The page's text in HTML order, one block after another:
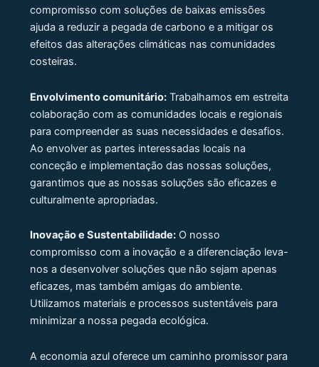
compromisso com soluções de baixas emissões
ajuda a reduzir a pegada de carbono e a mitigar os
efeitos das alterações climáticas nas comunidades
costeiras.
Envolvimento comunitário: Trabalhamos em estreita
colaboração com as comunidades locais e regionais
para compreender as suas necessidades e desafios.
Ao envolver as partes interessadas locais na
conceção e implementação das nossas soluções,
garantimos que as nossas soluções são eficazes e
culturalmente apropriadas.
Inovação e Sustentabilidade: O nosso
compromisso com a inovação e a diferenciação leva-
nos a desenvolver soluções que não sejam apenas
eficazes, mas também amigas do ambiente.
Utilizamos materiais e processos sustentáveis ​​para
minimizar a nossa pegada ecológica.
A economia azul oferece um caminho promissor para